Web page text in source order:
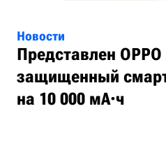
Новости
Представлен
защищенный
на 10 000 мА·ч